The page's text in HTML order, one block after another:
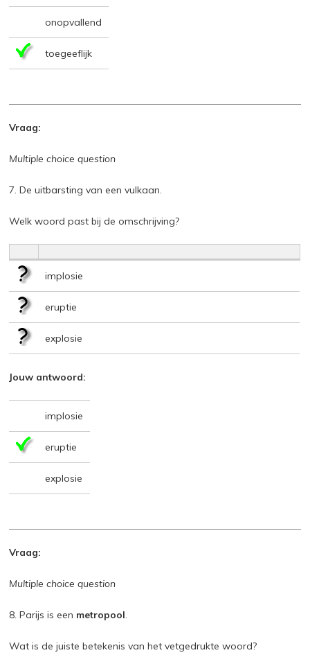
onopvallend
toegeeflijk
Vraag:
Multiple choice question
7. De uitbarsting van een vulkaan.
Welk woord past bij de omschrijving?
implosie
eruptie
explosie
Jouw antwoord:
implosie
eruptie
explosie
Vraag:
Multiple choice question
8. Parijs is een metropool.
Wat is de juiste betekenis van het vetgedrukte woord?